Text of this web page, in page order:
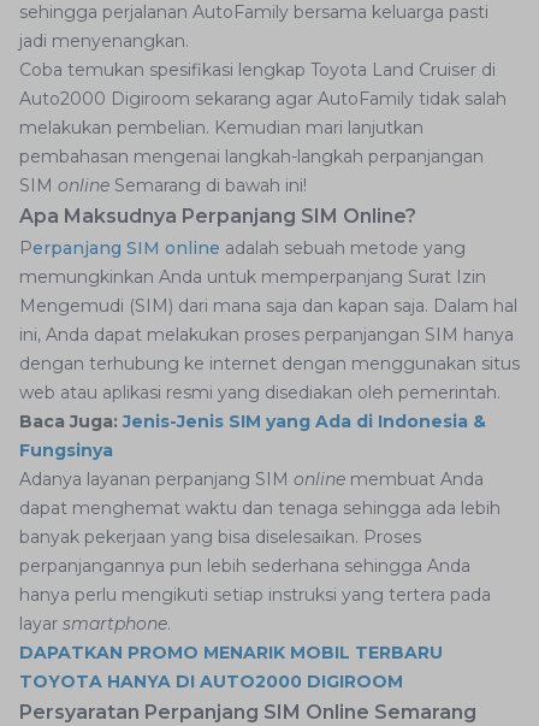
sehingga perjalanan AutoFamily bersama keluarga pasti
jadi menyenangkan.
Coba temukan spesifikasi lengkap Toyota Land Cruiser di
Auto2000 Digiroom sekarang agar AutoFamily tidak salah
melakukan pembelian. Kemudian mari lanjutkan
pembahasan mengenai langkah-langkah perpanjangan
SIM online Semarang di bawah ini!
Apa Maksudnya Perpanjang SIM Online?
Perpanjang SIM online adalah sebuah metode yang
memungkinkan Anda untuk memperpanjang Surat Izin
Mengemudi (SIM) dari mana saja dan kapan saja. Dalam hal
ini, Anda dapat melakukan proses perpanjangan SIM hanya
dengan terhubung ke internet dengan menggunakan situs
web atau aplikasi resmi yang disediakan oleh pemerintah.
Baca Juga:Jenis-Jenis SIM yang Ada di Indonesia &
Fungsinya
Adanya layanan perpanjang SIM online membuat Anda
dapat menghemat waktu dan tenaga sehingga ada lebih
banyak pekerjaan yang bisa diselesaikan. Proses
perpanjangannya pun lebih sederhana sehingga Anda
hanya perlu mengikuti setiap instruksi yang tertera pada
layar smartphone.
DAPATKAN PROMO MENARIK MOBIL TERBARU
TOYOTA HANYA DI AUTO2000 DIGIROOM
Persyaratan Perpanjang SIM Online Semarang